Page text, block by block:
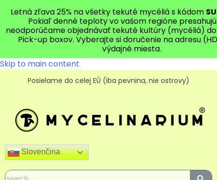
Skip to main content
Posielame do celej EÚ (iba pevnina, nie ostrovy)
Slovenčina
Letná zľava 25% na všetky tekuté mycéliá s kódom
Pokiaľ denné teploty vo vašom regióne
neodporúčame objednávať tekuté kultúry (mycéliá)
Pick-up boxov. Vyberajte si doručenie na adresu
výdajné miesta.